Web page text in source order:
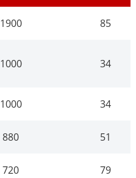
1900 85
1000 34
1000 34
880 51
720 79